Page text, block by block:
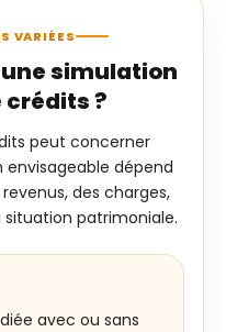
VARIÉES
simulation
crédits ?
peut concerner
envisageable dépend
des charges,
patrimoniale.
avec ou sans